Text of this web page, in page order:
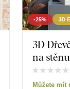
-25% 3D
3D
na
Můžete mít